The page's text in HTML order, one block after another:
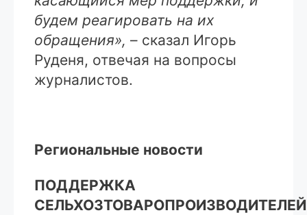
будем реагировать на их
обращения», – сказал Игорь
Руденя, отвечая на вопросы
журналистов.
Региональные новости
ПОДДЕРЖКА
СЕЛЬХОЗТОВАРОПРОИЗВОДИТЕЛЕЙ